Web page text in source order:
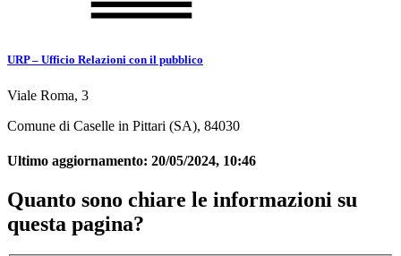
URP – Ufficio Relazioni con il pubblico
Viale Roma, 3
Comune di Caselle in Pittari (SA), 84030
Ultimo aggiornamento: 20/05/2024, 10:46
Quanto sono chiare le informazioni su
questa pagina?